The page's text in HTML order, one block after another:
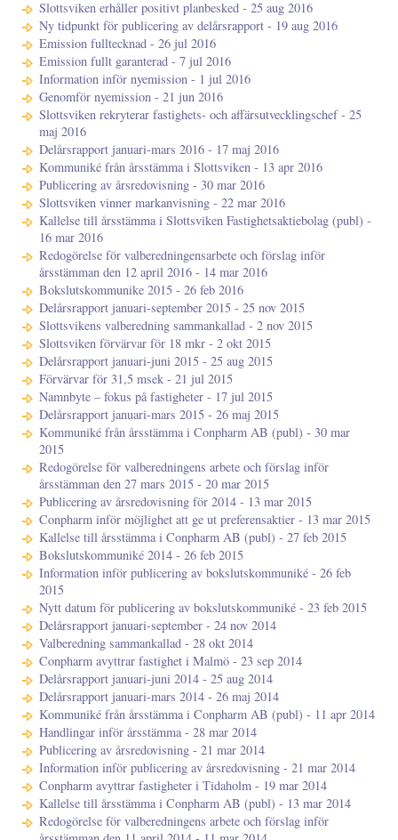
Slottsviken erhåller positivt planbesked - 25 aug 2016
Ny tidpunkt för publicering av delårsrapport - 19 aug 2016
Emission fulltecknad - 26 jul 2016
Emission fullt garanterad - 7 jul 2016
Information inför nyemission - 1 jul 2016
Genomför nyemission - 21 jun 2016
Slottsviken rekryterar fastighets- och affärsutvecklingschef - 25
maj 2016
Delårsrapport januari-mars 2016 - 17 maj 2016
Kommuniké från årsstämma i Slottsviken - 13 apr 2016
Publicering av årsredovisning - 30 mar 2016
Slottsviken vinner markanvisning - 22 mar 2016
Kallelse till årsstämma i Slottsviken Fastighetsaktiebolag (publ) -
16 mar 2016
Redogörelse för valberedningensarbete och förslag inför
årsstämman den 12 april 2016 - 14 mar 2016
Bokslutskommunike 2015 - 26 feb 2016
Delårsrapport januari-september 2015 - 25 nov 2015
Slottsvikens valberedning sammankallad - 2 nov 2015
Slottsviken förvärvar för 18 mkr - 2 okt 2015
Delårsrapport januari-juni 2015 - 25 aug 2015
Förvärvar för 31,5 msek - 21 jul 2015
Namnbyte – fokus på fastigheter - 17 jul 2015
Delårsrapport januari-mars 2015 - 26 maj 2015
Kommuniké från årsstämma i Conpharm AB (publ) - 30 mar
2015
Redogörelse för valberedningens arbete och förslag inför
årsstämman den 27 mars 2015 - 20 mar 2015
Publicering av årsredovisning för 2014 - 13 mar 2015
Conpharm inför möjlighet att ge ut preferensaktier - 13 mar 2015
Kallelse till årsstämma i Conpharm AB (publ) - 27 feb 2015
Bokslutskommuniké 2014 - 26 feb 2015
Information inför publicering av bokslutskommuniké - 26 feb
2015
Nytt datum för publicering av bokslutskommuniké - 23 feb 2015
Delårsrapport januari-september - 24 nov 2014
Valberedning sammankallad - 28 okt 2014
Conpharm avyttrar fastighet i Malmö - 23 sep 2014
Delårsrapport januari-juni 2014 - 25 aug 2014
Delårsrapport januari-mars 2014 - 26 maj 2014
Kommuniké från årsstämma i Conpharm AB (publ) - 11 apr 2014
Handlingar inför årsstämma - 28 mar 2014
Publicering av årsredovisning - 21 mar 2014
Information inför publicering av årsredovisning - 21 mar 2014
Conpharm avyttrar fastigheter i Tidaholm - 19 mar 2014
Kallelse till årsstämma i Conpharm AB (publ) - 13 mar 2014
Redogörelse för valberedningens arbete och förslag inför